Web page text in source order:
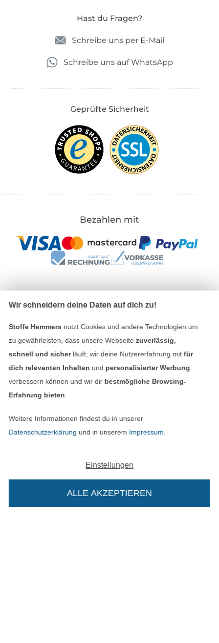
In deinen Warenkorb
Hast du Fragen?
Schreibe uns per E-Mail
Schreibe uns auf WhatsApp
Geprüfte Sicherheit
Bezahlen mit
Unsere Versandpartner
AGB
Widerrufsrecht
In den deutschen Shop wechseln (aktuell
Wir schneidern deine Daten auf dich zu!
Stoffe Hemmers nutzt Cookies und andere Technologien um
zu gewährleisten, dass unsere Webseite zuverlässig,
schnell und sicherläuft; wir deine Nutzererfahrung mitfür
dich relevanten Inhalten und personalisierter Werbung
verbessern können und wir dir bestmögliche Browsing-
Erfahrung bieten
Weitere Informationen findest du in unserer
Datenschutzerklärung und in unserem Impressum
Einstellungen
ALLE AKZEPTIEREN